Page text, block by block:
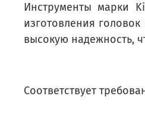
Инструменты марки
изготовления
высокую надежность,
Соответствует